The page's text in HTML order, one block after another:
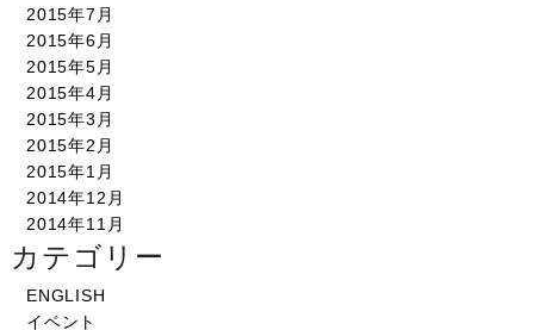
2015年7月
2015年6月
2015年5月
2015年4月
2015年3月
2015年2月
2015年1月
2014年12月
2014年11月
カテゴリー
ENGLISH
イベント